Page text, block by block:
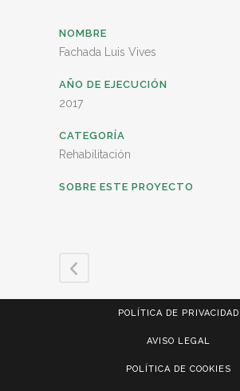
NOMBRE
Fachada Luis Vives
AÑO DE EJECUCIÓN
2017
CATEGORÍA
Rehabilitación
SOBRE ESTE PROYECTO
POLÍTICA DE PRIVACIDAD
AVISO LEGAL
POLÍTICA DE COOKIES